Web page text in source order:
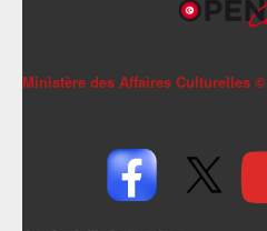
Ministère des Affaires Culturelles ©